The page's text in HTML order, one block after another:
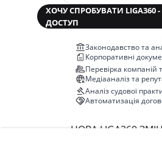
ХОЧУ СПРОБУВАТИ LIGA360
ДОСТУП
Законодавство та
Корпоративні
Перевірка компаній
Медіааналіз та
Аналіз судової
Автоматизація
НОВА LIGA360